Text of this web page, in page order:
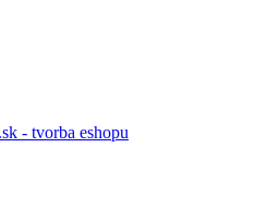
- tvorba eshopu